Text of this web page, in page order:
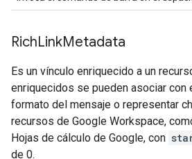
RichLinkMetadata
Es un vínculo enriquecido a un
enriquecidos se pueden asociar con
formato del mensaje o representar
recursos de Google Workspace,
Hojas de cálculo de Google, con
de 0.